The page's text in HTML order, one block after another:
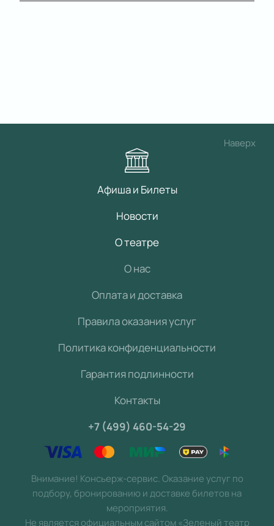
Наверх
Афиша и Билеты
Новости
О театре
О нас
Оплата и доставка
Правила оказания услуг
Политика конфиденциальности
Гарантия подлинности
Контакты
+7 (499) 460-54-29
Внимание! Консьерж-сервис. Оказание услуг по
подбору, бронированию и доставке билетов на
мероприятия.
Не является официальным сайтом «Зеленый театр